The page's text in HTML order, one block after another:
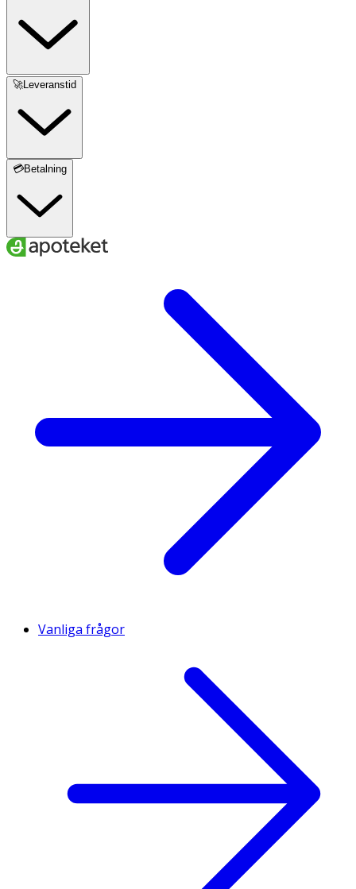
🚀Leveranstid
💳Betalning
Vanliga frågor